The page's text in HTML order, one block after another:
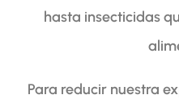
hasta insecticidas
Para reducir nuestra